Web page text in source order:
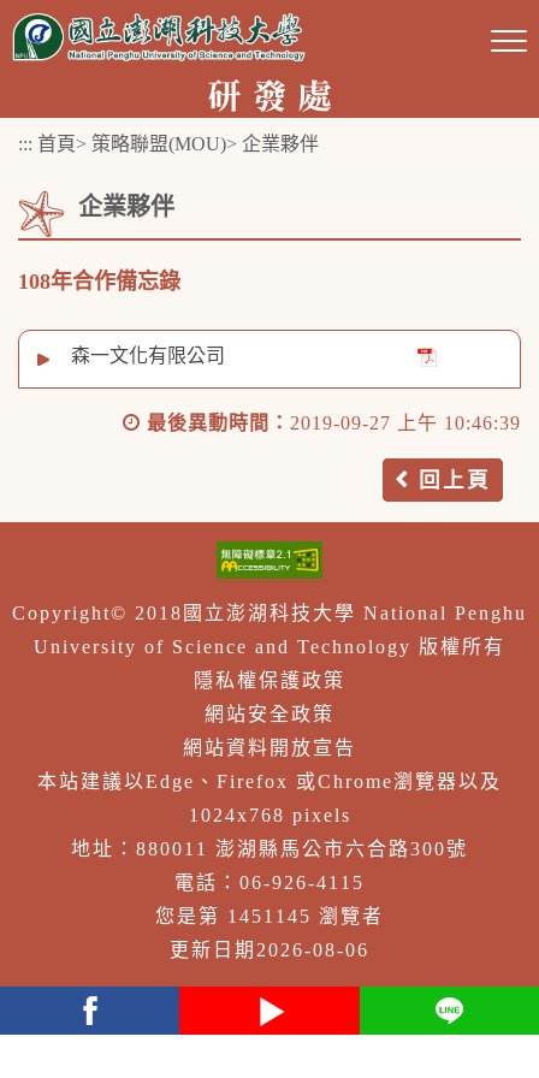
跳
::: 首頁> 策略聯盟(MOU)> 企業夥伴
企業夥伴
108年合作備忘錄
森一文化有限公司
最後異動時間： 2019-09-27 上午 10:46:39
回上頁
Copyright© 2018國立澎湖科技大學 National Penghu
University of Science and Technology 版權所有
隱私權保護政策
網站安全政策
網站資料開放宣告
本站建議以Edge、Firefox 或Chrome瀏覽器以及
1024x768 pixels
地址：880011 澎湖縣馬公市六合路300號
電話：06-926-4115
您是第 1451145 瀏覽者
更新日期2026-08-06